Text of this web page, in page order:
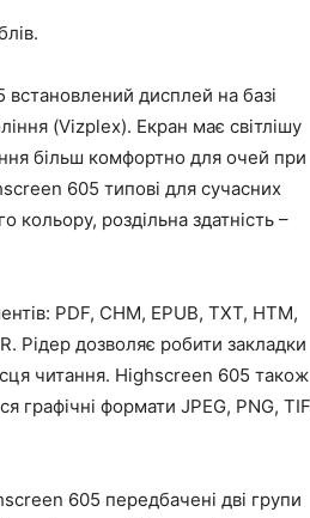
встановлений дисплей на базі
(Vizplex). Екран має світлішу
більш комфортно для очей при
605 типові для сучасних
кольору, роздільна здатність –
PDF, CHM, EPUB, TXT, HTM,
Рідер дозволяє робити закладки
читання. Highscreen 605 також
формати JPEG, PNG,
605 передбачені дві групи